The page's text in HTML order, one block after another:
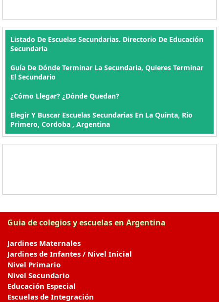
Listado De Escuelas Secundarias. Directorio De Educación
Secundaria
Guía De Dónde Terminar La Secundaria, Quieres Terminar
El Secundario
¿Cómo Llegar? ¿Dónde Quedan?
Elegir Y Buscar Escuelas Secundarias En La Quinta, Rio
Primero, Cordoba , Argentina
Guia de colegios y escuelas en Argentina
Jardines Maternales
Jardines de Infantes / Nivel Inicial
Nivel Primario
Nivel Secundario
Educación Especial
Escuelas de Integración